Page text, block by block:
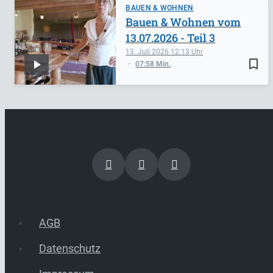
BAUEN & WOHNEN
bookmark_border
13. Juli 2026 12:13
07:58 Min.
Bauen & Wohnen vom
13.07.2026 - Teil 3
AGB
Datenschutz